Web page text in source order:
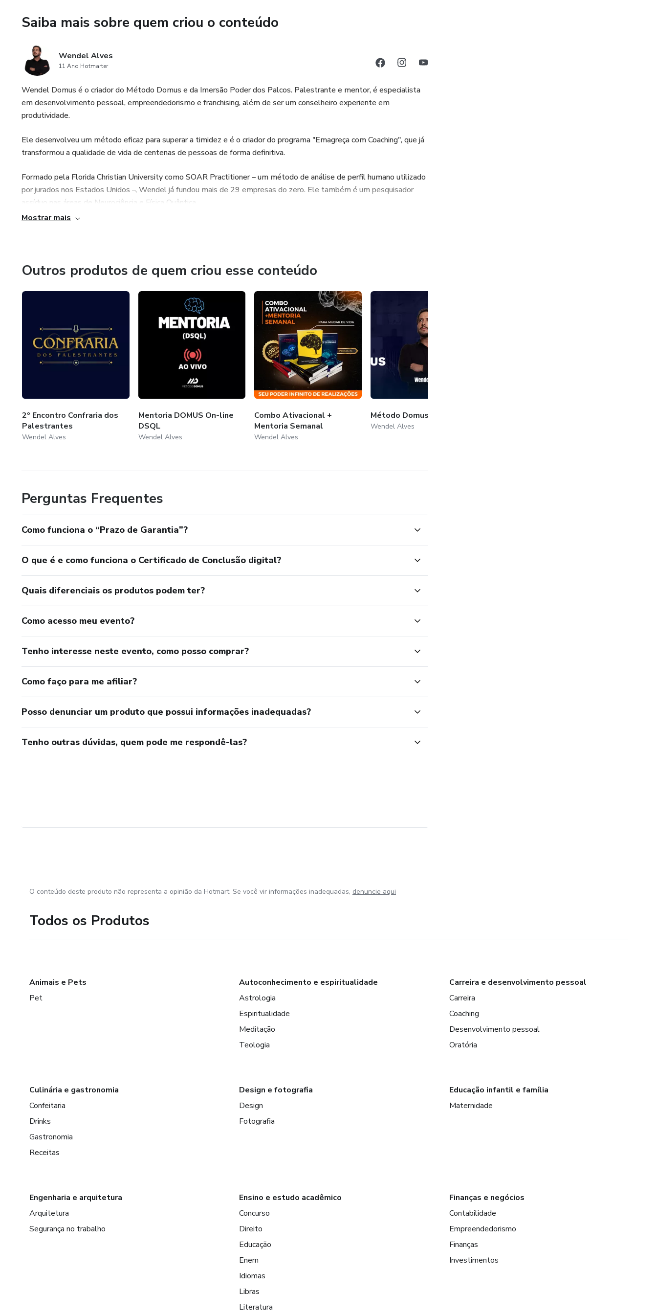
✔️ Participação apenas por merecimento e indicação
permanecem.
Confraria dos Palestrantes
Saiba mais sobre quem criou o conteúdo
Wendel Alves
11 Ano Hotmarter
Wendel Domus é o criador do Método Domus e da Imersão Poder dos Palcos. Palestrante e mentor, é especialista
em desenvolvimento pessoal, empreendedorismo e franchising, além de ser um conselheiro experiente em
produtividade.
Ele desenvolveu um método eficaz para superar a timidez e é o criador do programa "Emagreça com Coaching", que já
transformou a qualidade de vida de centenas de pessoas de forma definitiva.
Formado pela Florida Christian University como SOAR Practitioner – um método de análise de perfil humano utilizado
por jurados nos Estados Unidos –, Wendel já fundou mais de 29 empresas do zero. Ele também é um pesquisador
assíduo nas áreas de Neurociência e Física Quântica.
Mostrar mais
Outros produtos de quem criou esse conteúdo
2º Encontro Confraria dos
Palestrantes
Wendel Alves
Mentoria DOMUS On-line
DSQL
Wendel Alves
Combo Ativacional +
Mentoria Semanal
Wendel Alves
Método Domus 17
Wendel Alves
Perguntas Frequentes
Como funciona o “Prazo de Garantia”?
O que é e como funciona o Certificado de Conclusão digital?
Quais diferenciais os produtos podem ter?
Como acesso meu evento?
Tenho interesse neste evento, como posso comprar?
Como faço para me afiliar?
Posso denunciar um produto que possui informações inadequadas?
Tenho outras dúvidas, quem pode me respondê-las?
O conteúdo deste produto não representa a opinião da Hotmart. Se você vir informações inadequadas, denuncie aqui
Todos os Produtos
Animais e Pets
Pet
Autoconhecimento e espiritualidade
Astrologia
Espiritualidade
Meditação
Teologia
Carreira e desenvolvimento pessoal
Carreira
Coaching
Desenvolvimento pessoal
Oratória
Culinária e gastronomia
Confeitaria
Drinks
Gastronomia
Receitas
Design e fotografia
Design
Fotografia
Educação infantil e família
Maternidade
Engenharia e arquitetura
Arquitetura
Segurança no trabalho
Ensino e estudo acadêmico
Concurso
Direito
Educação
Enem
Idiomas
Libras
Literatura
Finanças e negócios
Contabilidade
Empreendedorismo
Finanças
Investimentos